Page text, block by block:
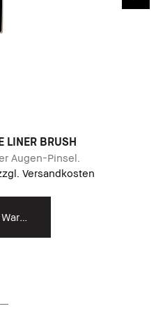
LINER BRUSH
Augen-Pinsel.
Versandkosten
In Den Warenkorb